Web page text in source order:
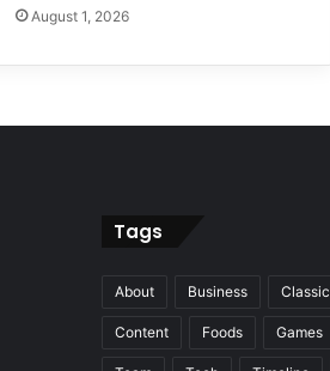
August 1, 2026
Tags
About Business Classic
Content Foods Games